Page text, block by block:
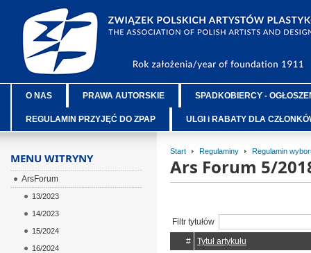
O NAS PRAWA AUTORSKIE SPADKOBIERCY -
REGULAMIN PRZYJĘĆ DO ZPAP ULGI i RABATY DLA
Start Regulaminy Regulamin
Ars Forum 5/
Filtr tytułów
#
Tytuł artykułu
MENU WITRYNY
ArsForum
13/2023
14/2023
15/2024
16/2024